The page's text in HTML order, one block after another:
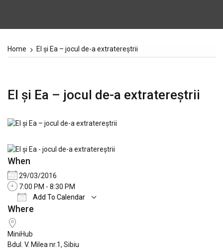
Home El și Ea – jocul de-a extratereștrii
El și Ea – jocul de-a extratereștrii
When
29/03/2016
7:00 PM - 8:30 PM
Add To Calendar
Download ICS
Where
MiniHub
Bdul. V. Milea nr.1, Sibiu